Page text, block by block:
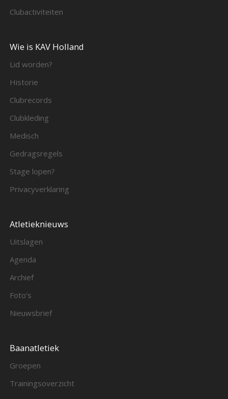
Clubactiviteiten
Wie is KAV Holland
Lid worden?
Historie
Clubrecords
Clubkleding
Medisch
Gedragsregels
Stage lopen?
Privacyverklaring
Atletieknieuws
Uitslagen
Agenda
Archief
Foto’s
Nieuwsbrief
Baanatletiek
Groepen
Trainingsoverzicht